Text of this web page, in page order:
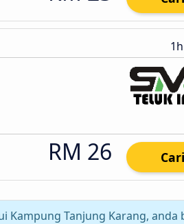
RM 26 Cari
Kampung Tanjung Karang, anda